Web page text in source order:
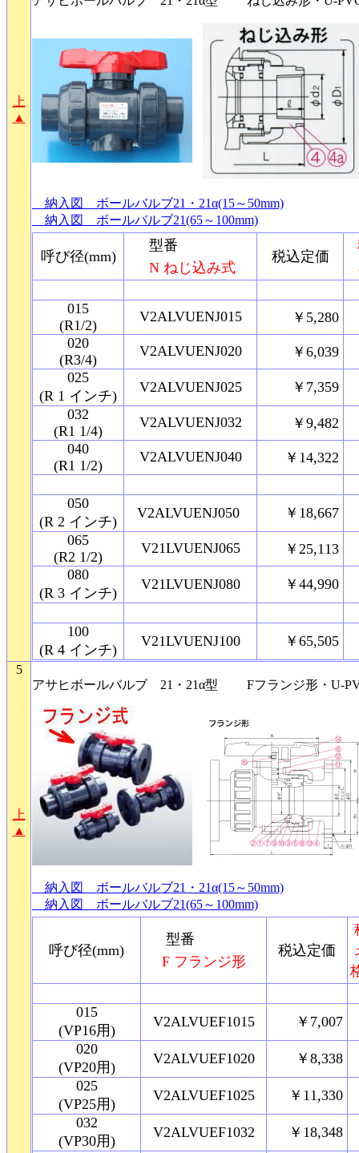
上
▲
納入図 ボールバルブ21・21α(15～50mm)
納入図 ボールバルブ21(65～100mm)
呼び径(mm)
型番
N ねじ込み式
税込定価
015
(R1/2)
V2ALVUENJ015
￥5,280
020
(R3/4)
V2ALVUENJ020
￥6,039
025
(R 1 インチ)
V2ALVUENJ025
￥7,359
032
(R1 1/4)
V2ALVUENJ032
￥9,482
040
(R1 1/2)
V2ALVUENJ040 ￥14,322
050
(R 2 インチ)
V2ALVUENJ050
￥18,667
065
(R2 1/2)
V21LVUENJ065
￥25,113
080
(R 3 インチ)
V21LVUENJ080 ￥44,990
100
(R 4 インチ)
V21LVUENJ100 ￥65,505
5
上
▲
アサヒボールバルブ 21・21α型 Fフランジ形・U-
納入図 ボールバルブ21・21α(15～50mm)
納入図 ボールバルブ21(65～100mm)
呼び径(mm)
型番
F フランジ形
税込定価
015
(VP16用)
V2ALVUEF1015
￥7,007
020
(VP20用)
V2ALVUEF1020
￥8,338
025
(VP25用)
V2ALVUEF1025
￥11,330
032
(VP30用)
V2ALVUEF1032 ￥18,348